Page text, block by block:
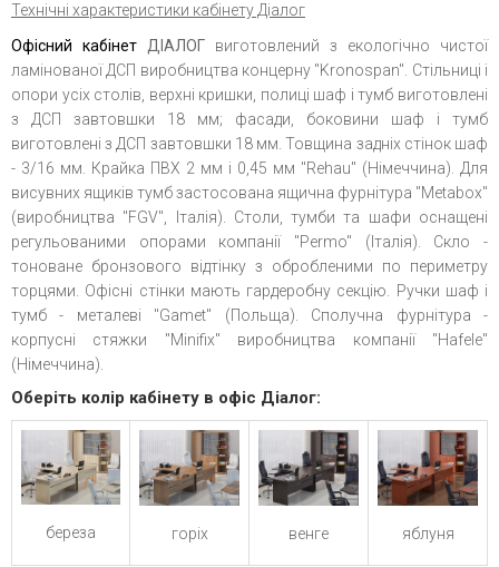
Технічні характеристики кабінету Діалог
Офісний кабінет ДІАЛОГ виготовлений з екологічно чистої
ламінованої ДСП виробництва концерну "Kronospan". Стільниці і
опори усіх столів, верхні кришки, полиці шаф і тумб виготовлені
з ДСП завтовшки 18 мм; фасади, боковини шаф і тумб
виготовлені з ДСП завтовшки 18 мм. Товщина задніх стінок шаф
- 3/16 мм. Крайка ПВХ 2 мм і 0,45 мм "Rehau" (Німеччина). Для
висувних ящиків тумб застосована ящична фурнітура "Metabox"
(виробництва "FGV", Італія). Столи, тумби та шафи оснащені
регульованими опорами компанії "Permo" (Італія). Скло -
тоноване бронзового відтінку з обробленими по периметру
торцями. Офісні стінки мають гардеробну секцію. Ручки шаф і
тумб - металеві "Gamet" (Польща). Сполучна фурнітура -
корпусні стяжки "Minifix" виробництва компанії "Hafele"
(Німеччина).
Оберіть колір кабінету в офіс Діалог:
береза горіх венге яблуня